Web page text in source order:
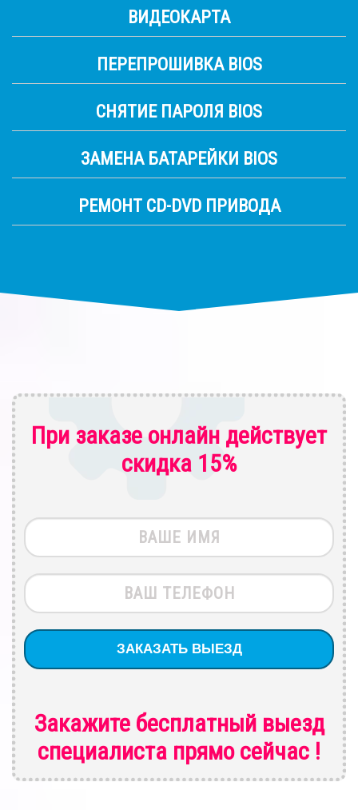
ВИДЕОКАРТА
ПЕРЕПРОШИВКА BIOS
СНЯТИЕ ПАРОЛЯ BIOS
ЗАМЕНА БАТАРЕЙКИ BIOS
РЕМОНТ CD-DVD ПРИВОДА
При заказе онлайн действует
скидка 15%
Закажите бесплатный выезд
специалиста прямо сейчас !